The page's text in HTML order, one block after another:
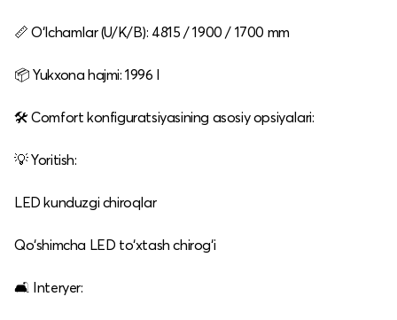
📏 O‘lchamlar (U/K/B): 4815 / 1900 / 1700 mm
📦 Yukxona hajmi: 1996 l
🛠️ Comfort konfiguratsiyasining asosiy opsiyalari:
💡 Yoritish:
LED kunduzgi chiroqlar
Qo‘shimcha LED to‘xtash chirog‘i
🛋️ Interyer: